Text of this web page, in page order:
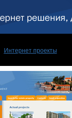
Интернет проекты